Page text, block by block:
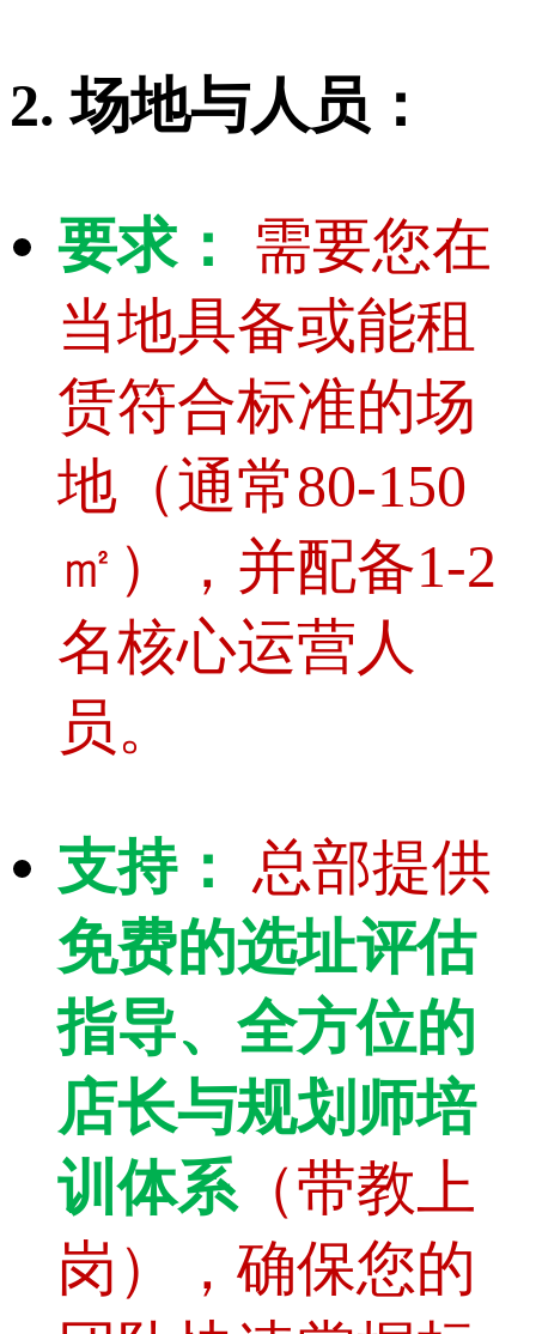
2. 场地与人员：
要求：
需要您在
当地具备或能租
赁符合标准的场
地（通常80-150
㎡），并配备1-2
名核心运营人
员。
支持：
总部提供
免费的选址评估
指导、全方位的
店长与规划师培
训体系（带教上
岗），确保您的